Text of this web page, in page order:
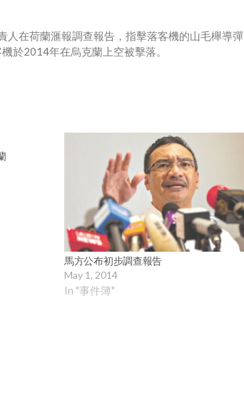
在荷蘭滙報調查報告，指擊落客機的山毛櫸導彈
於2014年在烏克蘭上空被擊落。
馬方公布初步調查報告
May 1, 2014
In "事件簿"